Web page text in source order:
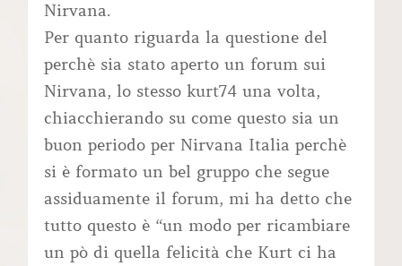
Nirvana.
Per quanto riguarda la questione del
perchè sia stato aperto un forum sui
Nirvana, lo stesso kurt74 una volta,
chiacchierando su come questo sia un
buon periodo per Nirvana Italia perchè
si è formato un bel gruppo che segue
assiduamente il forum, mi ha detto che
tutto questo è “un modo per ricambiare
un pò di quella felicità che Kurt ci ha